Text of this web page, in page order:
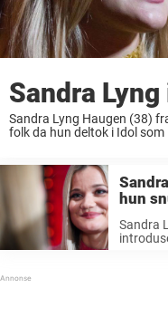
Sandra
Sandra Lyng Haugen (38)
folk da hun deltok i Idol
hun
Sandra